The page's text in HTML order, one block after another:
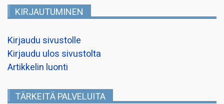
KIRJAUTUMINEN
Kirjaudu sivustolle
Kirjaudu ulos sivustolta
Artikkelin luonti
TÄRKEITÄ PALVELUITA